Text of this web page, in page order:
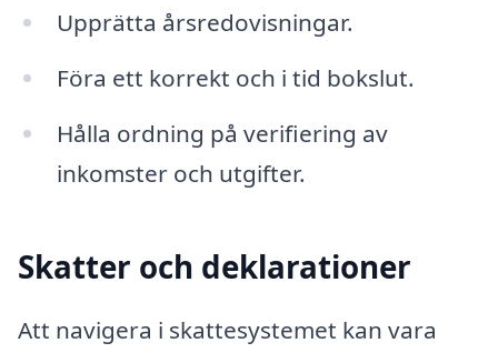
Upprätta årsredovisningar.
Föra ett korrekt och i tid bokslut.
Hålla ordning på verifiering av
inkomster och utgifter.
Skatter och deklarationer
Att navigera i skattesystemet kan vara